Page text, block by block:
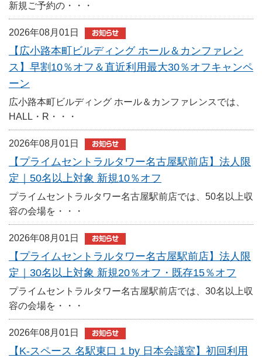
新規ご予約の・・・
2026年08月01日
【広小路本町ビルディング ホール＆カンファレン
ス】早割10％オフ＆直近利用最大30％オフキャンペ
ーン
広小路本町ビルディング ホール＆カンファレンスでは、
HALL・R・・・
2026年08月01日
【プライムセントラルタワー名古屋駅前店】法人限
定｜50名以上対象 新規10％オフ
プライムセントラルタワー名古屋駅前店では、50名以上収
容の会場を・・・
2026年08月01日
【プライムセントラルタワー名古屋駅前店】法人限
定｜30名以上対象 新規20％オフ・既存15％オフ
プライムセントラルタワー名古屋駅前店では、30名以上収
容の会場を・・・
2026年08月01日
【K-スペース 名駅東口 1 by 日本会議室】初回利用